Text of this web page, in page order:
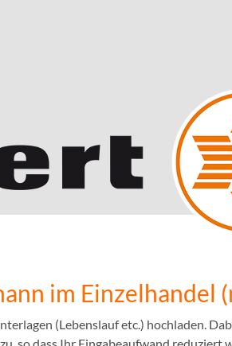
im Einzelhandel
(Lebenslauf etc.) hochladen.